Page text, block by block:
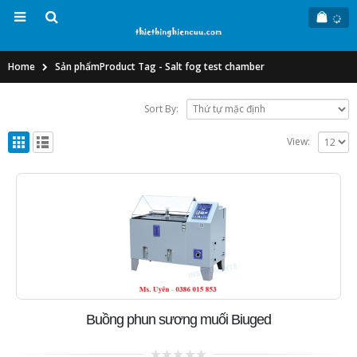
Home Sản phẩmProduct Tag - Salt fog test chamber
Sort By:
View:
Buồng phun sương muối Biuged